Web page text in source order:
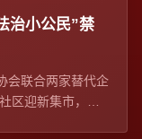
治小公民”禁
会联合两家替代企
区迎新集市，开